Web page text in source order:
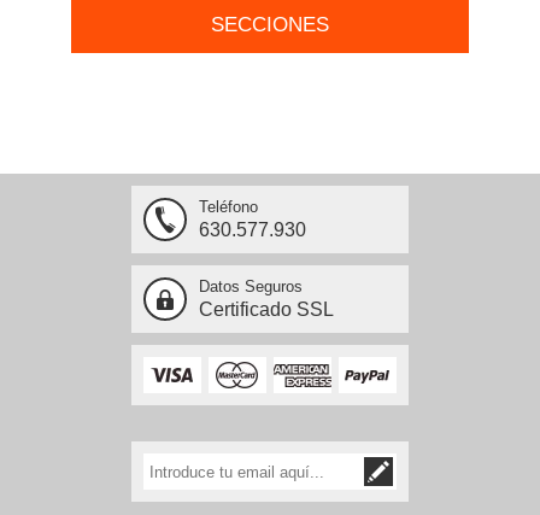
SECCIONES
Teléfono
630.577.930
Datos Seguros
Certificado SSL